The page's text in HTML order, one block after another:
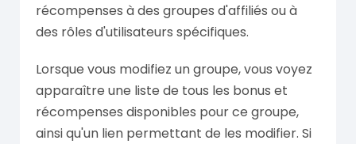
récompenses à des groupes d'affiliés ou à
des rôles d'utilisateurs spécifiques.
Lorsque vous modifiez un groupe, vous voyez
apparaître une liste de tous les bonus et
récompenses disponibles pour ce groupe,
ainsi qu'un lien permettant de les modifier. Si